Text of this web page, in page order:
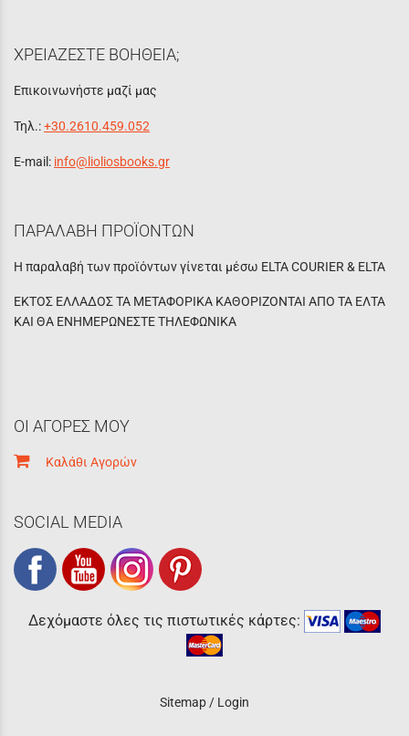
ΧΡΕΙΑΖΕΣΤΕ ΒΟΗΘΕΙΑ;
Επικοινωνήστε μαζί μας
Τηλ.:+30.2610.459.052
E-mail: info@lioliosbooks.gr
ΠΑΡΑΛΑΒΗ ΠΡΟΪΟΝΤΩΝ
Η παραλαβή των προϊόντων γίνεται μέσω ELTA COURIER & ELTA
ΕΚΤΟΣ ΕΛΛΑΔΟΣ ΤΑ ΜΕΤΑΦΟΡΙΚΑ ΚΑΘΟΡΙΖΟΝΤΑΙ ΑΠΟ ΤΑ ΕΛΤΑ
ΚΑΙ ΘΑ ΕΝΗΜΕΡΩΝΕΣΤΕ ΤΗΛΕΦΩΝΙΚΑ
ΟΙ ΑΓΟΡΕΣ ΜΟΥ
Καλάθι Αγορών
SOCIAL MEDIA
Δεχόμαστε όλες τις πιστωτικές κάρτες:
Sitemap/ Login